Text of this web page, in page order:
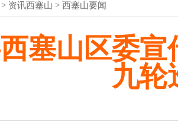
> 资讯西塞山 > 西塞山要闻
塞山区委
九轮